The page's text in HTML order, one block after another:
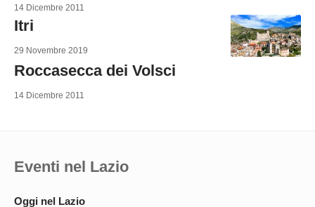
14 Dicembre 2011
Itri
29 Novembre 2019
Roccasecca dei Volsci
14 Dicembre 2011
Eventi nel Lazio
Oggi nel Lazio